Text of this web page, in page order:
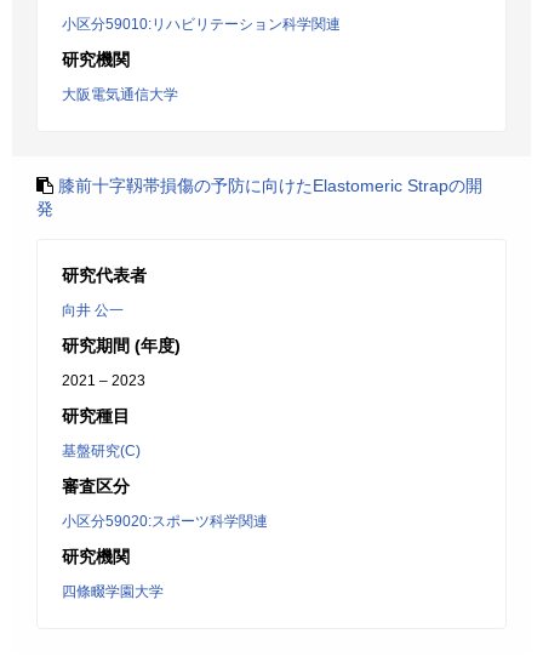
小区分59010:リハビリテーション科学関連
研究機関
大阪電気通信大学
膝前十字靱帯損傷の予防に向けたElastomeric Strapの開
発
研究代表者
向井 公一
研究期間 (年度)
2021 – 2023
研究種目
基盤研究(C)
審査区分
小区分59020:スポーツ科学関連
研究機関
四條畷学園大学